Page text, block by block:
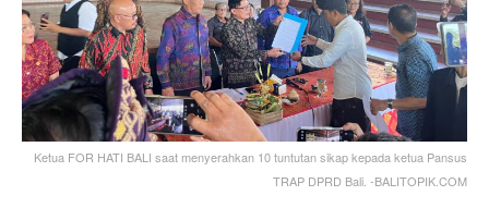
Ketua FOR HATI BALI saat menyerahkan 10 tuntutan sikap kepada ketua Pansus
TRAP DPRD Bali. -BALITOPIK.COM